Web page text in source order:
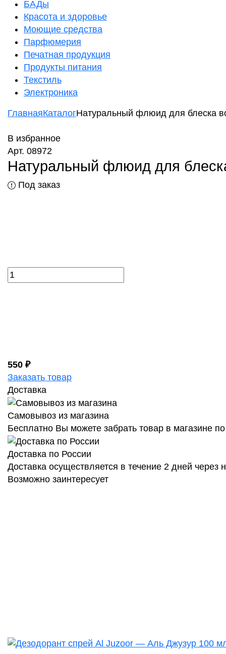
БАДы
Красота и здоровье
Моющие средства
Парфюмерия
Печатная продукция
Продукты питания
Текстиль
Электроника
ГлавнаяКаталогНатуральный флюид для блеска
В избранное
Арт. 08972
Натуральный флюид для
Под заказ
550 ₽
Заказать товар
Доставка
Самовывоз из магазина
Бесплатно Вы можете забрать товар в магазине
Доставка по России
Доставка осуществляется в течение 2 дней
Возможно заинтересует